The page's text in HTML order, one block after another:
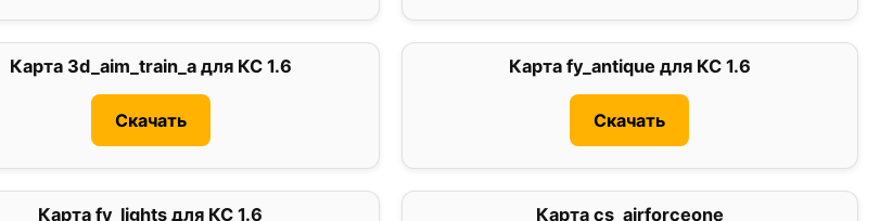
Карта 3d_aim_train_a для КС 1.6
Скачать
Карта fy_antique для КС 1.6
Скачать
Карта fy_lights для КС 1.6 Карта cs_airforceone